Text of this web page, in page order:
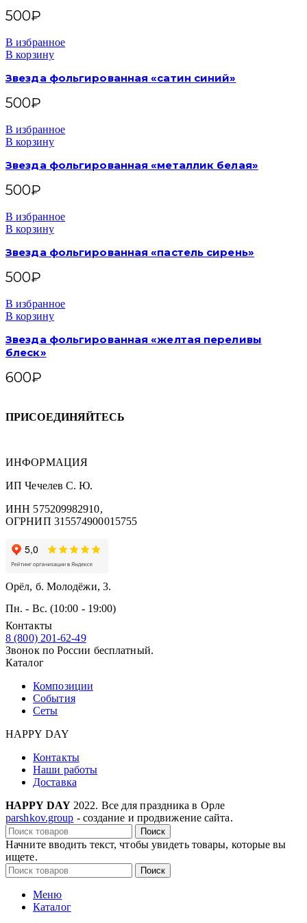
500₽
В избранное
В корзину
Звезда фольгированная «сатин синий»
500₽
В избранное
В корзину
Звезда фольгированная «металлик белая»
500₽
В избранное
В корзину
Звезда фольгированная «пастель сирень»
500₽
В избранное
В корзину
Звезда фольгированная «желтая переливы
блеск»
600₽
ПРИСОЕДИНЯЙТЕСЬ
ИНФОРМАЦИЯ
ИП Чечелев С. Ю.
ИНН 575209982910,
ОГРНИП 315574900015755
Орёл, б. Молодёжи, 3.
Пн. - Вс. (10:00 - 19:00)
Контакты
8 (800) 201-62-49
Звонок по России бесплатный.
Каталог
Композиции
События
Сеты
HAPPY DAY
Контакты
Наши работы
Доставка
HAPPY DAY 2022. Все для праздника в Орле
parshkov.group - создание и продвижение сайта.
Поиск
Начните вводить текст, чтобы увидеть товары, которые вы
ищете.
Поиск
Меню
Каталог